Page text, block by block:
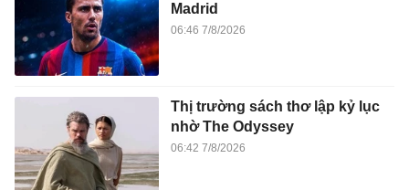
Madrid
06:46 7/8/2026
Thị trường sách thơ lập kỷ lục
nhờ The Odyssey
06:42 7/8/2026